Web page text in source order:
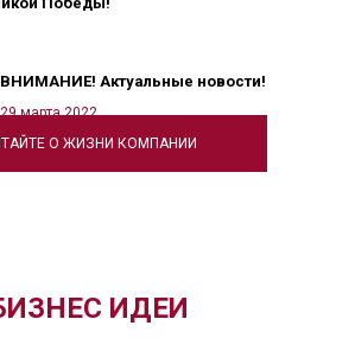
О ЖИЗНИ КОМПАНИИ
ВНИМАНИЕ! Актуальные новости!
29 марта 2022
ИДЕИ